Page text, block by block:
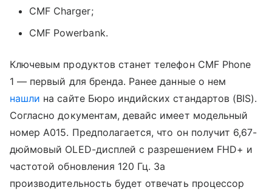
CMF Charger;
CMF Powerbank.
Ключевым продуктов станет телефон CMF Phone
1 — первый для бренда. Ранее данные о нем
нашли на сайте Бюро индийских стандартов (BIS).
Согласно документам, девайс имеет модельный
номер А015. Предполагается, что он получит 6,67-
дюймовый OLED-дисплей с разрешением FHD+ и
частотой обновления 120 Гц. За
производительность будет отвечать процессор